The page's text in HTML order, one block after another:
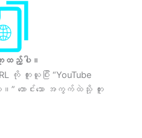
းထည့်ပါ။
ကူးယူပြီး “YouTube
တောင်းသော အကွက်ထဲသို့ ကူး